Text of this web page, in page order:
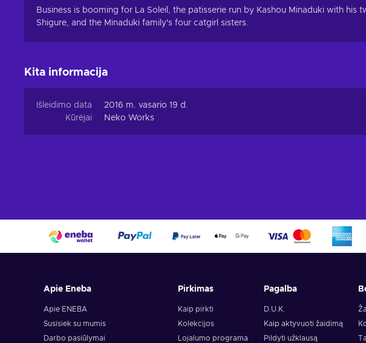
Business is booming for La Soleil, the patisserie run by Kashou Minaduki with his
Shigure, and the Minaduki family's four catgirl sisters.
Kita informacija
Išleidimo data
2016 m. vasario 19 d.
Kūrėjai
Neko Works
Apie Eneba
Apie ENEBA
Susisiek su mumis
Darbo pasiūlymai
Pirkimas
Kaip pirkti
Kolekcijos
Lojalumo programa
Pagalba
D.U.K.
Kaip aktyvuoti žaidimą
Pildyti užklausą